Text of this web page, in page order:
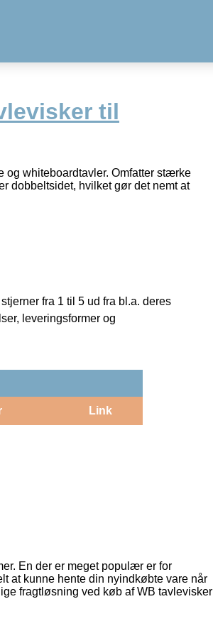
til
og whiteboardtavler. Omfatter stærke
dobbeltsidet, hvilket gør det nemt at
fra 1 til 5 ud fra bl.a. deres
leveringsformer og
Link
En der er meget populær er for
at kunne hente din nyindkøbte vare når
fragtløsning ved køb af WB tavlevisker